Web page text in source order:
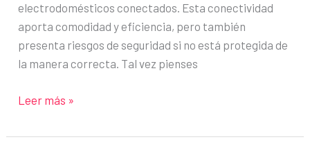
electrodomésticos conectados. Esta conectividad
aporta comodidad y eficiencia, pero también
presenta riesgos de seguridad si no está protegida de
la manera correcta. Tal vez pienses
Cómo
tu
Leer más »